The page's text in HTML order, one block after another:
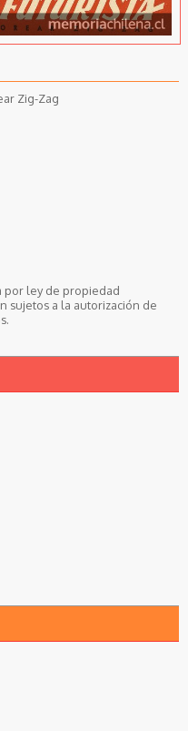
Zig-Zag
por ley de propiedad
sujetos a la autorización de